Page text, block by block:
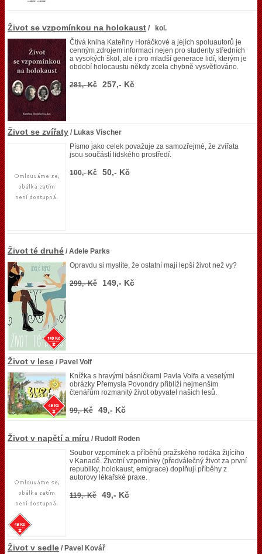
Život se vzpomínkou na holokaust / kol.
Čtivá kniha Kateřiny Horáčkové a jejích spoluautorů je
cenným zdrojem informací nejen pro studenty středních
a vysokých škol, ale i pro mladší generace lidí, kterým je
období holocaustu někdy zcela chybně vysvětlováno.
281,- Kč 257,- Kč
Život se zvířaty / Lukas Vischer
Písmo jako celek považuje za samozřejmé, že zvířata
jsou součástí lidského prostředí.
100,- Kč 50,- Kč
Život té druhé / Adele Parks
Opravdu si myslíte, že ostatní mají lepší život než vy?
299,- Kč 149,- Kč
Život v lese / Pavel Volf
Knížka s hravými básničkami Pavla Volfa a veselými
obrázky Přemysla Povondry přiblíží nejmenším
čtenářům rozmanitý život obyvatel našich lesů.
99,- Kč 49,- Kč
Život v napětí a míru / Rudolf Roden
Soubor vzpomínek a příběhů pražského rodáka žijícího
v Kanadě. Životní vzpomínky (předválečný život za první
republiky, holokaust, emigrace) doplňují příběhy z
autorovy lékařské praxe.
119,- Kč 49,- Kč
Život v sedle / Pavel Kovář